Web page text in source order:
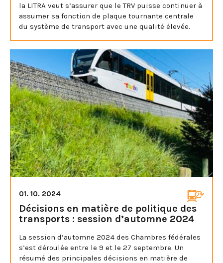
la LITRA veut s’assurer que le TRV puisse continuer à
assumer sa fonction de plaque tournante centrale
du système de transport avec une qualité élevée.
01. 10. 2024
Décisions en matière de politique des
transports : session d’automne 2024
La session d’automne 2024 des Chambres fédérales
s’est déroulée entre le 9 et le 27 septembre. Un
résumé des principales décisions en matière de